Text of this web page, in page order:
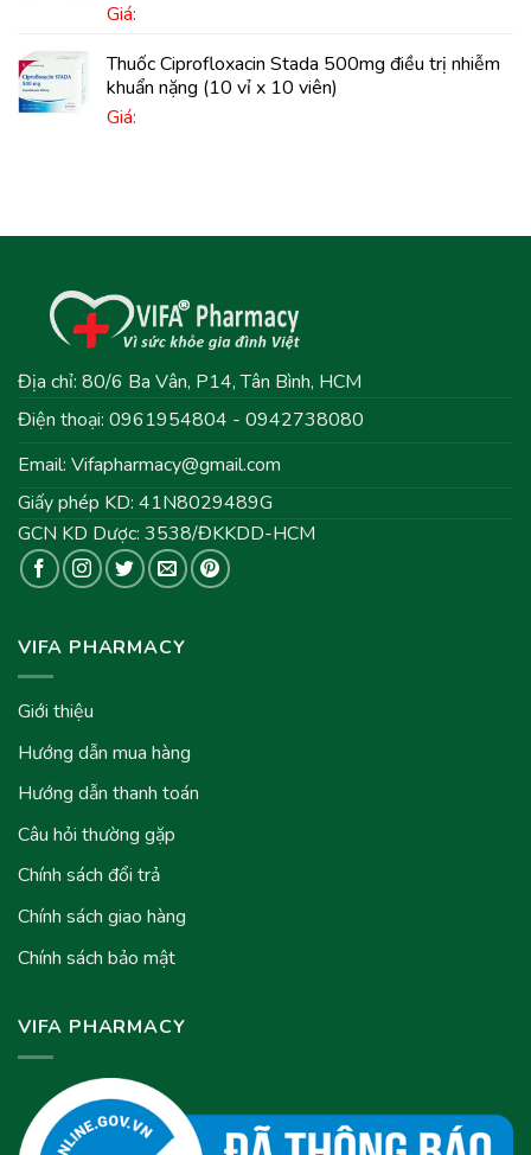
Giá:
Thuốc Ciprofloxacin Stada 500mg điều trị nhiễm
khuẩn nặng (10 vỉ x 10 viên)
Giá:
Địa chỉ: 80/6 Ba Vân, P14, Tân Bình, HCM
Điện thoại: 0961954804 - 0942738080
Email: Vifapharmacy@gmail.com
Giấy phép KD: 41N8029489G
GCN KD Dược: 3538/ĐKKDD-HCM
VIFA PHARMACY
Giới thiệu
Hướng dẫn mua hàng
Hướng dẫn thanh toán
Câu hỏi thường gặp
Chính sách đổi trả
Chính sách giao hàng
Chính sách bảo mật
VIFA PHARMACY